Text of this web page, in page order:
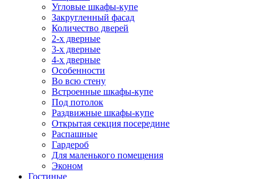
Угловые шкафы-купе
Закругленный фасад
Количество дверей
2-х дверные
3-х дверные
4-х дверные
Особенности
Во всю стену
Встроенные шкафы-купе
Под потолок
Раздвижные шкафы-купе
Открытая секция посередине
Распашные
Гардероб
Для маленького помещения
Эконом
Гостиные